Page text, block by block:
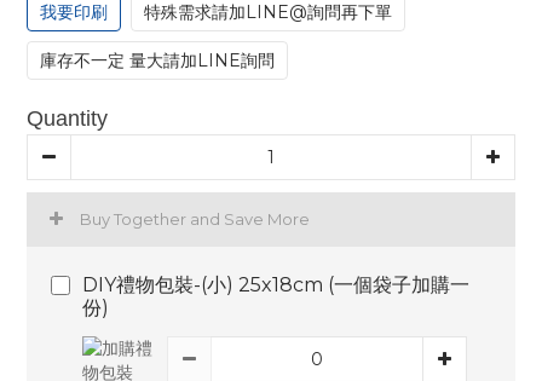
我要印刷 特殊需求請加LINE@詢問再下單
庫存不一定 量大請加LINE詢問
Quantity
Buy Together and Save More
DIY禮物包裝-(小) 25x18cm (一個袋子加購一
份)